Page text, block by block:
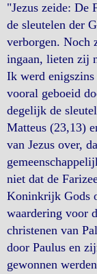
"Jezus zeide: De
de sleutelen der
verborgen. Noch
ingaan, lieten zij
Ik werd
vooral geboeid
degelijk de
Matteus (23,13)
van Jezus over,
niet dat de
Koninkrijk Gods
waardering voor
christenen van
door Paulus en
gewonnen